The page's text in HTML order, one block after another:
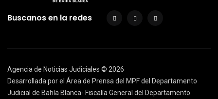
Buscanos en la redes
Agencia de Noticias Judiciales © 2026
Desarrollada por el Área de Prensa del MPF del Departamento
Judicial de Bahía Blanca- Fiscalía General del Departamento